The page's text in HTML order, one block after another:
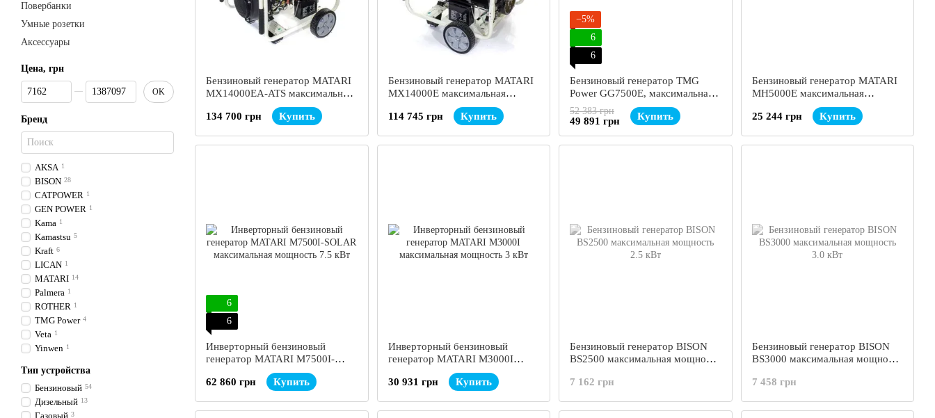
Бензиновый генератор MATARI
MX14000EA-ATS максимальная
мощность 11 кВт
134 700 грн
Купить
Бензиновый генератор MATARI
MX14000E максимальная
мощность 11 кВт
114 745 грн
Купить
−5%
6
6
Бензиновый генератор TMG
Power GG7500E, максимальная
мощность 6.5 кВт
52 383 грн
49 891 грн Купить
Бензиновый генератор MATARI
MH5000E максимальная
мощность 3.3 кВт
25 244 грн
Купить
6
6
Инверторный бензиновый
генератор MATARI M7500I-
SOLAR максимальная мощность
7.5 кВт
62 860 грн Купить
Инверторный бензиновый
генератор MATARI M3000I
максимальная мощность 3 кВт
30 931 грн
Купить
Бензиновый генератор BISON
BS2500 максимальная мощность
7 162 грн
Бензиновый генератор BISON
BS3000 максимальная мощность
7 458 грн
Повербанки
Умные розетки
Аксессуары
Цена, грн
От Цена, грн
До Цена, грн
OK
Бренд
AKSA 1
BISON 28
CATPOWER 1
GEN POWER 1
Kama 1
Kamastsu 5
Kraft 6
LICAN 1
MATARI 14
Palmera 1
ROTHER 1
TMG Power 4
Veta 1
Yinwen 1
Тип устройства
Бензиновый 54
Дизельный 13
Газовый 3